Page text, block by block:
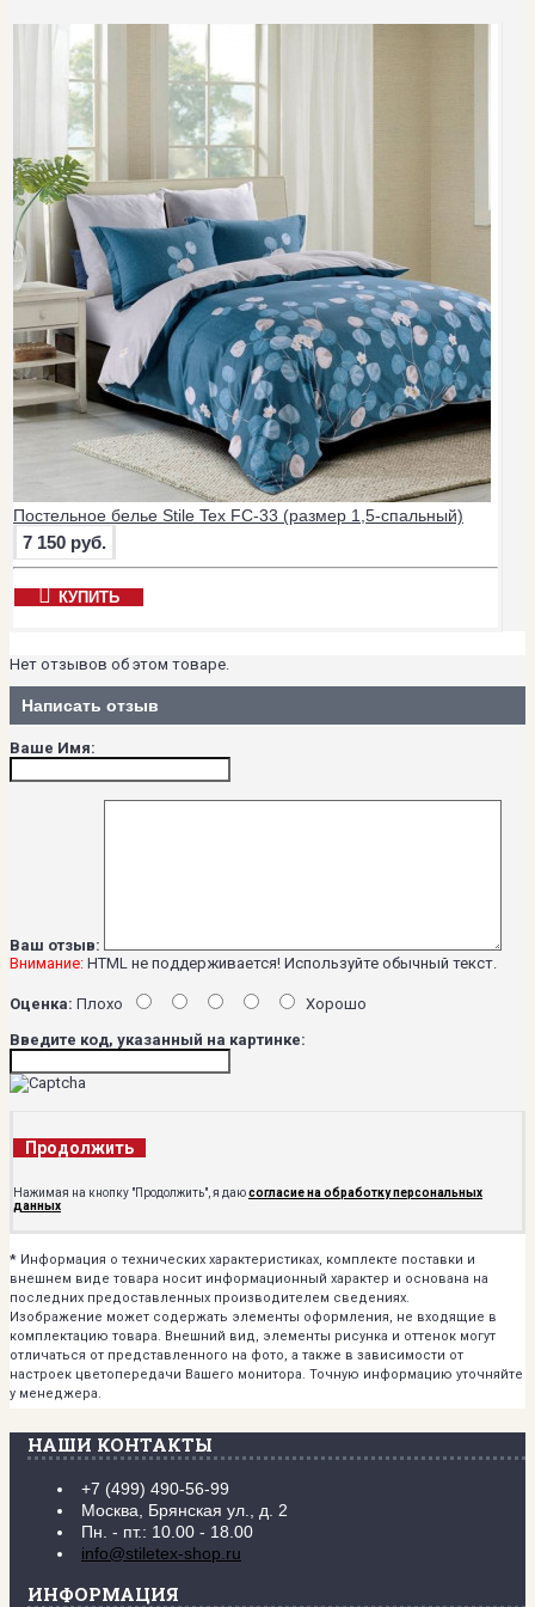
Постельное белье Stile Tex FC-33 (размер 1,5-спальный)
7 150 руб.
КУПИТЬ
Нет отзывов об этом товаре.
Написать отзыв
Ваше Имя:
Ваш отзыв:
Внимание: HTML не поддерживается! Используйте обычный текст.
Оценка: Плохо
Хорошо
Введите код, указанный на картинке:
Продолжить
Нажимая на кнопку "Продолжить", я даюсогласие на обработку персональных
данных
* Информация о технических характеристиках, комплекте поставки и
внешнем виде товара носит информационный характер и основана на
последних предоставленных производителем сведениях.
Изображение может содержать элементы оформления, не входящие в
комплектацию товара. Внешний вид, элементы рисунка и оттенок могут
отличаться от представленного на фото, а также в зависимости от
настроек цветопередачи Вашего монитора. Точную информацию уточняйте
у менеджера.
НАШИ КОНТАКТЫ
+7 (499) 490-56-99
Москва, Брянская ул., д. 2
Пн. - пт.: 10.00 - 18.00
info@stiletex-shop.ru
ИНФОРМАЦИЯ